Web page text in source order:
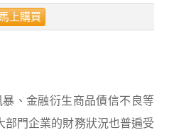
上購買
、金融衍生商品債信不良等
門企業的財務狀況也普遍受